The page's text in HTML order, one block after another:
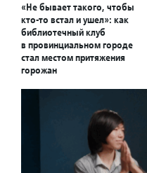
«Не бывает такого, чтобы
кто-то встал и ушел»: как
библиотечный клуб
в провинциальном городе
стал местом притяжения
горожан